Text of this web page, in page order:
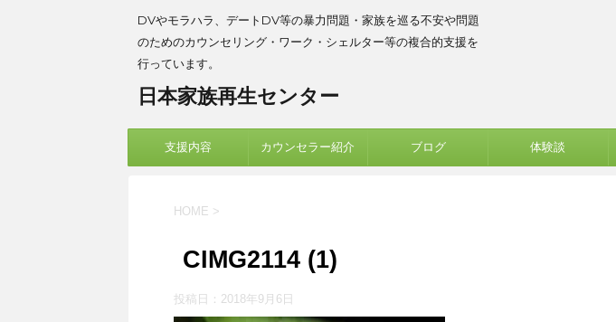
DVやモラハラ、デートDV等の暴力問題・家族を巡る不安や問題
のためのカウンセリング・ワーク・シェルター等の複合的支援を
行っています。
日本家族再生センター
支援内容 カウンセラー紹介 ブログ 体験談
HOME >
CIMG2114 (1)
投稿日： 2018年9月6日